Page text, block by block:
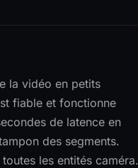
la vidéo en petits
fiable et fonctionne
de latence en
des segments.
les entités caméra.